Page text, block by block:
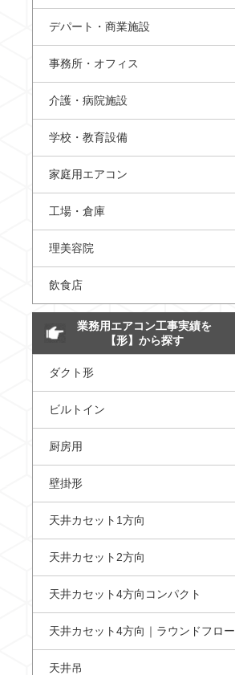
デパート・商業施設
事務所・オフィス
介護・病院施設
学校・教育設備
家庭用エアコン
工場・倉庫
理美容院
飲食店
業務用エアコン工事実績を
【形】から探す
ダクト形
ビルトイン
厨房用
壁掛形
天井カセット1方向
天井カセット2方向
天井カセット4方向コンパクト
天井カセット4方向｜ラウンドフロー
天井吊